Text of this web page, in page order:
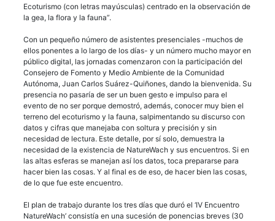
Ecoturismo (con letras mayúsculas) centrado en la observación de
la gea, la flora y la fauna”.
Con un pequeño número de asistentes presenciales -muchos de
ellos ponentes a lo largo de los días- y un número mucho mayor en
público digital, las jornadas comenzaron con la participación del
Consejero de Fomento y Medio Ambiente de la Comunidad
Autónoma, Juan Carlos Suárez-Quiñones, dando la bienvenida. Su
presencia no pasaría de ser un buen gesto e impulso para el
evento de no ser porque demostró, además, conocer muy bien el
terreno del ecoturismo y la fauna, salpimentando su discurso con
datos y cifras que manejaba con soltura y precisión y sin
necesidad de lectura. Este detalle, por sí solo, demuestra la
necesidad de la existencia de NatureWach y sus encuentros. Si en
las altas esferas se manejan así los datos, toca prepararse para
hacer bien las cosas. Y al final es de eso, de hacer bien las cosas,
de lo que fue este encuentro.
El plan de trabajo durante los tres días que duró el ‘IV Encuentro
NatureWach’ consistía en una sucesión de ponencias breves (30